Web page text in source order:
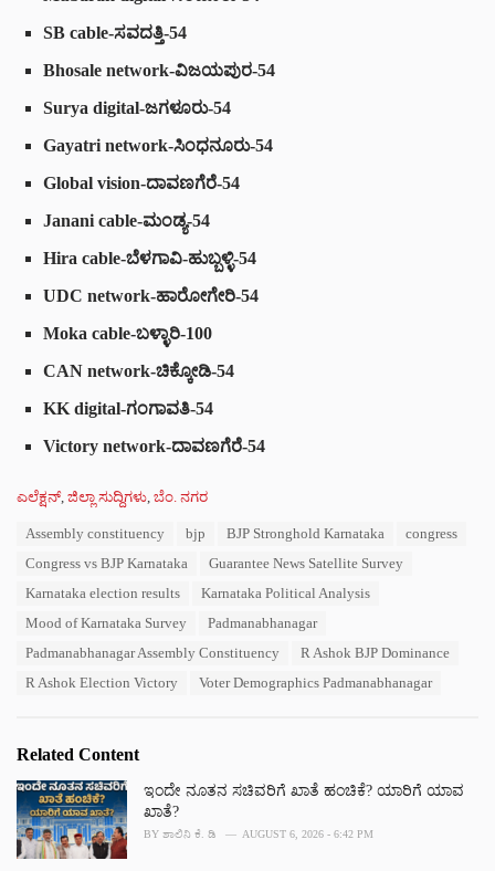
SB cable-ಸವದತ್ತಿ-54
Bhosale network-ವಿಜಯಪುರ-54
Surya digital-ಜಗಳೂರು-54
Gayatri network-ಸಿಂಧನೂರು-54
Global vision-ದಾವಣಗೆರೆ-54
Janani cable-ಮಂಡ್ಯ-54
Hira cable-ಬೆಳಗಾವಿ-ಹುಬ್ಬಳ್ಳಿ-54
UDC network-ಹಾರೋಗೇರಿ-54
Moka cable-ಬಳ್ಳಾರಿ-100
CAN network-ಚಿಕ್ಕೋಡಿ-54
KK digital-ಗಂಗಾವತಿ-54
Victory network-ದಾವಣಗೆರೆ-54
C
ಎಲೆಕ್ಷನ್, ಜಿಲ್ಲಾ ಸುದ್ದಿಗಳು ಬೆಂ. ನಗರ
Assembly constituency bjp BJP Stronghold Karnataka
congress
Congress vs BJP Karnataka
Guarantee News Satellite Survey
Karnataka election results
Karnataka Political Analysis
Mood of Karnataka Survey
Padmanabhanagar
Padmanabhanagar Assembly Constituency
R Ashok BJP Dominance
R Ashok Election Victory
Voter Demographics Padmanabhanagar
Related Content
ಇಂದೇ ನೂತನ ಸಚಿವರಿಗೆ ಖಾತೆ ಹಂಚಿಕೆ? ಯಾರಿಗೆ ಯಾವ
ಖಾತೆ?
BY ಶಾಲಿನಿ ಕೆ. ಡಿ AUGUST 6, 2026 - 6:42 PM